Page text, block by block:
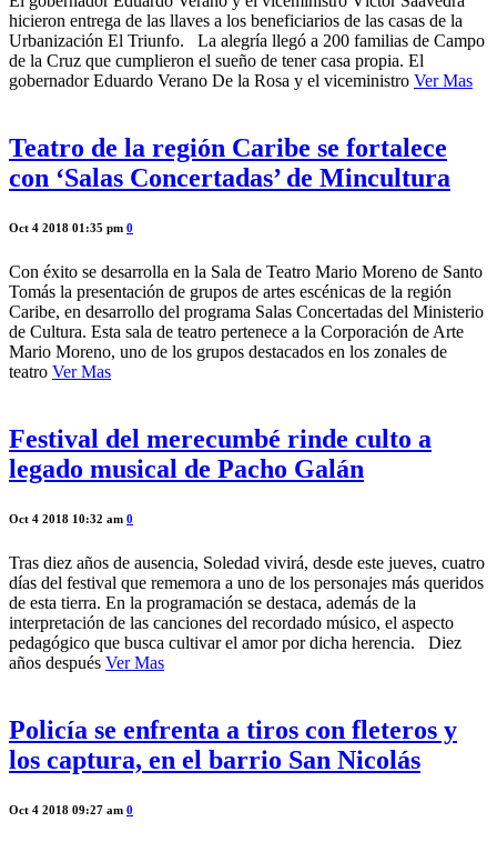
hicieron entrega de las llaves a los beneficiarios de las casas de la
Urbanización El Triunfo. La alegría llegó a 200 familias de Campo
de la Cruz que cumplieron el sueño de tener casa propia. El
gobernador Eduardo Verano De la Rosa y el viceministro Ver Mas
Teatro de la región Caribe se fortalece
con ‘Salas Concertadas’ de Mincultura
Oct 4 2018 01:35 pm 0
Con éxito se desarrolla en la Sala de Teatro Mario Moreno de Santo
Tomás la presentación de grupos de artes escénicas de la región
Caribe, en desarrollo del programa Salas Concertadas del Ministerio
de Cultura. Esta sala de teatro pertenece a la Corporación de Arte
Mario Moreno, uno de los grupos destacados en los zonales de
teatro Ver Mas
Festival del merecumbé rinde culto a
legado musical de Pacho Galán
Oct 4 2018 10:32 am 0
Tras diez años de ausencia, Soledad vivirá, desde este jueves, cuatro
días del festival que rememora a uno de los personajes más queridos
de esta tierra. En la programación se destaca, además de la
interpretación de las canciones del recordado músico, el aspecto
pedagógico que busca cultivar el amor por dicha herencia. Diez
años después Ver Mas
Policía se enfrenta a tiros con fleteros y
los captura, en el barrio San Nicolás
Oct 4 2018 09:27 am 0